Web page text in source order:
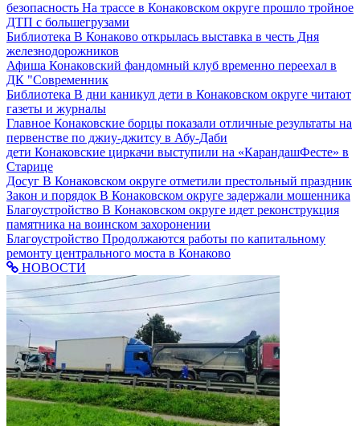
безопасность На трассе в Конаковском округе прошло тройное
ДТП с большегрузами
Библиотека В Конаково открылась выставка в честь Дня
железнодорожников
Афиша Конаковский фандомный клуб временно переехал в
ДК "Современник
Библиотека В дни каникул дети в Конаковском округе читают
газеты и журналы
Главное Конаковские борцы показали отличные результаты на
первенстве по джиу-джитсу в Абу-Даби
дети Конаковские циркачи выступили на «КарандашФесте» в
Старице
Досуг В Конаковском округе отметили престольный праздник
Закон и порядок В Конаковском округе задержали мошенника
Благоустройство В Конаковском округе идет реконструкция
памятника на воинском захоронении
Благоустройство Продолжаются работы по капитальному
ремонту центрального моста в Конаково
НОВОСТИ